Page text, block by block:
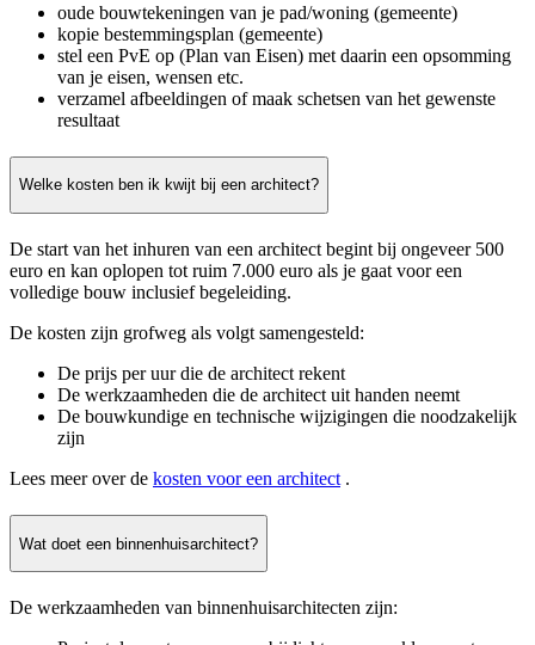
oude bouwtekeningen van je pad/woning (gemeente)
kopie bestemmingsplan (gemeente)
stel een PvE op (Plan van Eisen) met daarin een opsomming
van je eisen, wensen etc.
verzamel afbeeldingen of maak schetsen van het gewenste
resultaat
Welke kosten ben ik kwijt bij een architect?
De start van het inhuren van een architect begint bij ongeveer 500
euro en kan oplopen tot ruim 7.000 euro als je gaat voor een
volledige bouw inclusief begeleiding.
De kosten zijn grofweg als volgt samengesteld:
De prijs per uur die de architect rekent
De werkzaamheden die de architect uit handen neemt
De bouwkundige en technische wijzigingen die noodzakelijk
zijn
Lees meer over de kosten voor een architect .
Wat doet een binnenhuisarchitect?
De werkzaamheden van binnenhuisarchitecten zijn: